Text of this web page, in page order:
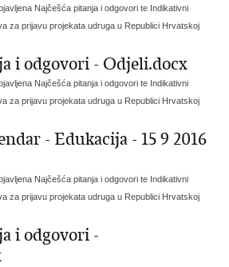
Najčešća pitanja i odgovori te Indikativni
za prijavu projekata udruga u Republici Hrvatskoj
i odgovori - Odjeli.docx
Najčešća pitanja i odgovori te Indikativni
za prijavu projekata udruga u Republici Hrvatskoj
- Edukacija - 15 9 2016
Najčešća pitanja i odgovori te Indikativni
za prijavu projekata udruga u Republici Hrvatskoj
i odgovori -